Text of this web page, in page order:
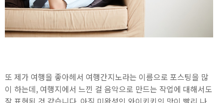
또 제가 여행을 좋아헤서 여행간지노라는 이름으로 포스팅을 많
이 하는데, 여행지에서 느낀 걸 음악으로 만드는 작업에 대해서도